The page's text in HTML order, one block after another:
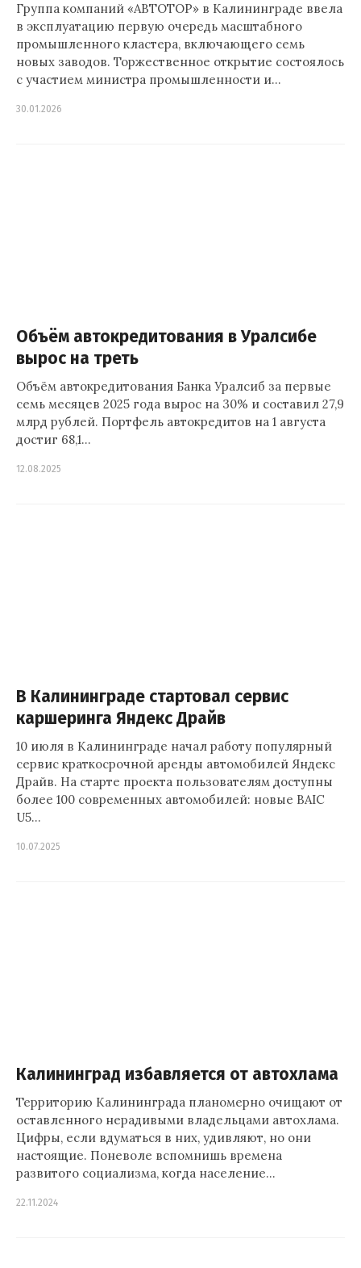
Группа компаний «АВТОТОР» в Калининграде ввела
в эксплуатацию первую очередь масштабного
промышленного кластера, включающего семь
новых заводов. Торжественное открытие состоялось
с участием министра промышленности и…
30.01.2026
Объём автокредитования в Уралсибе
вырос на треть
Объём автокредитования Банка Уралсиб за первые
семь месяцев 2025 года вырос на 30% и составил 27,9
млрд рублей. Портфель автокредитов на 1 августа
достиг 68,1…
12.08.2025
В Калининграде стартовал сервис
каршеринга Яндекс Драйв
10 июля в Калининграде начал работу популярный
сервис краткосрочной аренды автомобилей Яндекс
Драйв. На старте проекта пользователям доступны
более 100 современных автомобилей: новые BAIC
U5…
10.07.2025
Калининград избавляется от автохлама
Территорию Калининграда планомерно очищают от
оставленного нерадивыми владельцами автохлама.
Цифры, если вдуматься в них, удивляют, но они
настоящие. Поневоле вспомнишь времена
развитого социализма, когда население…
22.11.2024